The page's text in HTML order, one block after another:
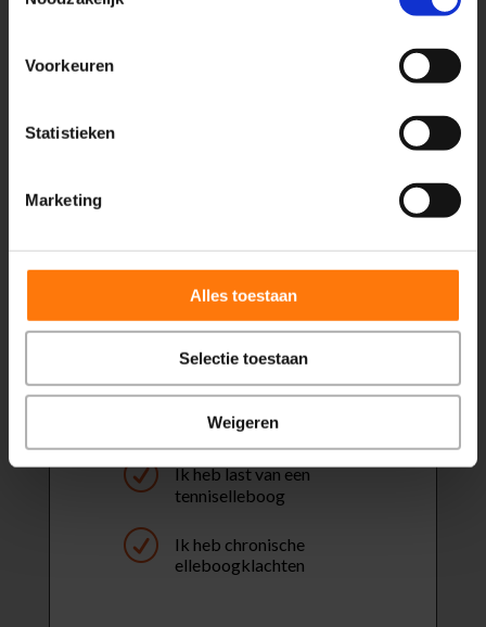
Voorkeuren
Statistieken
Marketing
Alles toestaan
Selectie toestaan
Weigeren
met mijn elleboog
R
Ik heb last van een
tenniselleboog
R
Ik heb chronische
elleboogklachten